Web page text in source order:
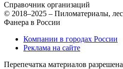
Справочник организаций
© 2018–2025 – Пиломатериалы,
Фанера в России
Компании в городах России
Реклама на сайте
Перепечатка материалов